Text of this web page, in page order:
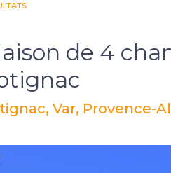
de 4
Var, Provence-